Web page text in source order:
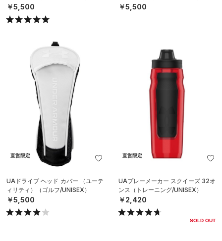
￥5,500 ￥5,500
直営限定
UAドライブ ヘッド カバー （ユーテ
ィリティ）（ゴルフ/UNISEX）
￥5,500
直営限定
UAプレーメーカー スクイーズ 32オ
ンス（トレーニング/UNISEX）
￥2,420
SOLD OUT